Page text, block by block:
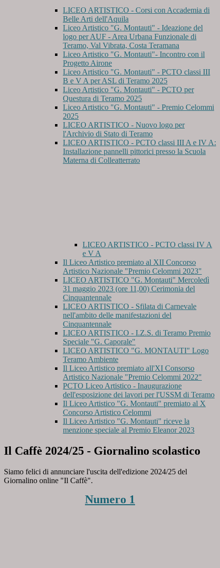
LICEO ARTISTICO - Corsi con Accademia di
Belle Arti dell'Aquila
Liceo Artistico "G. Montauti" - Ideazione del
logo per AUF - Area Urbana Funzionale di
Teramo, Val Vibrata, Costa Teramana
Liceo Artistico "G. Montauti"- Incontro con il
Progetto Airone
Liceo Artistico "G. Montauti" - PCTO classi III
B e V A per ASL di Teramo 2025
Liceo Artistico "G. Montauti" - PCTO per
Questura di Teramo 2025
Liceo Artistico "G. Montauti" - Premio Celommi
2025
LICEO ARTISTICO - Nuovo logo per
l'Archivio di Stato di Teramo
LICEO ARTISTICO - PCTO classi III A e IV A:
Installazione pannelli pittorici presso la Scuola
Materna di Colleatterrato
LICEO ARTISTICO - PCTO classi IV A
e V A
Il Liceo Artistico premiato al XII Concorso
Artistico Nazionale "Premio Celommi 2023"
LICEO ARTISTICO "G. Montauti" Mercoledì
31 maggio 2023 (ore 11,00) Cerimonia del
Cinquantennale
LICEO ARTISTICO - Sfilata di Carnevale
nell'ambito delle manifestazioni del
Cinquantennale
LICEO ARTISTICO - I.Z.S. di Teramo Premio
Speciale "G. Caporale"
LICEO ARTISTICO "G. MONTAUTI" Logo
Teramo Ambiente
Il Liceo Artistico premiato all'XI Consorso
Artistico Nazionale "Premio Celommi 2022"
PCTO Liceo Artistico - Inaugurazione
dell'esposizione dei lavori per l'USSM di Teramo
Il Liceo Artistico "G. Montauti" premiato al X
Concorso Artistico Celommi
Il Liceo Artistico "G. Montauti" riceve la
menzione speciale al Premio Eleanor 2023
Il Caffè 2024/25 - Giornalino scolastico
Siamo felici di annunciare l'uscita dell'edizione 2024/25 del
Giornalino online "Il Caffè".
Numero 1